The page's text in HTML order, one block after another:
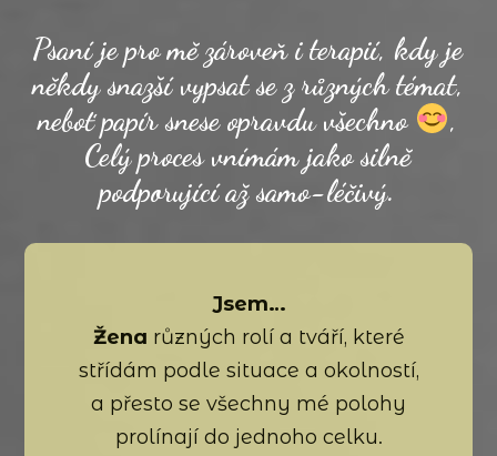
Psaní je pro mě zároveň i terapií, kdy je
někdy snazší vypsat se z různých témat,
neboť papír snese opravdu všechno
,
Celý proces vnímám jako silně
podporující až samo-léčivý.
Jsem…
Žena různých rolí a tváří, které
střídám podle situace a okolností,
a přesto se všechny mé polohy
prolínají do jednoho celku.